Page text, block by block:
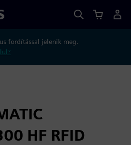
fordítással jelenik meg.
HF RFID